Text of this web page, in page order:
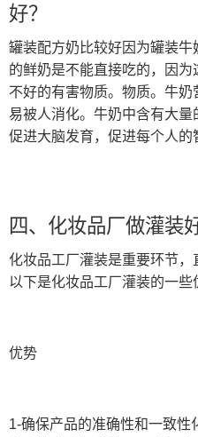
好？
罐装配方奶比较好因为罐装
的鲜奶是不能直接吃的，因
不好的有害物质。物质。牛
易被人消化。牛奶中含有大
促进大脑发育，促进每个人的
四、化妆品厂做灌装
化妆品工厂灌装是重要环节，
以下是化妆品工厂灌装的一
优势
1-确保产品的准确性和一致